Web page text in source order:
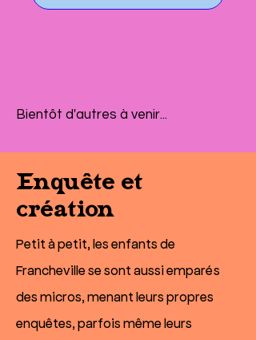
Bientôt d'autres à venir...
Enquête et
création
Petit à petit, les enfants de
Francheville se sont aussi emparés
des micros, menant leurs propres
enquêtes, parfois même leurs